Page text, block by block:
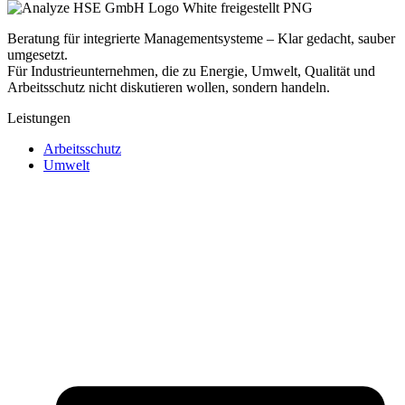
Beratung für integrierte Managementsysteme – Klar gedacht, sauber
umgesetzt.
Für Industrieunternehmen, die zu Energie, Umwelt, Qualität und
Arbeitsschutz nicht diskutieren wollen, sondern handeln.
Leistungen
Arbeitsschutz
Umwelt